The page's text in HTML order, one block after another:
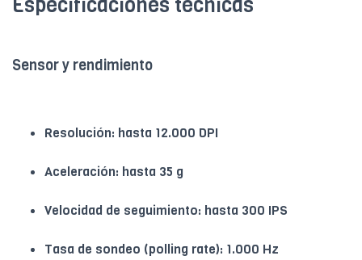
Especificaciones técnicas
Sensor y rendimiento
Resolución: hasta 12.000 DPI
Aceleración: hasta 35 g
Velocidad de seguimiento: hasta 300 IPS
Tasa de sondeo (polling rate): 1.000 Hz